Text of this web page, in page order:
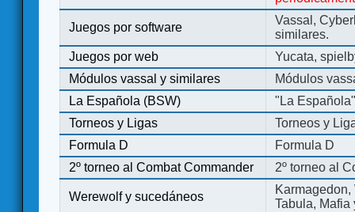
Juegos por software
Vassal,
similares.
Juegos por web
Yucata,
Módulos vassal y similares
Módulos
La Española (BSW)
"La
Torneos y Ligas
Torneos y
Formula D
Formula D
2º torneo al Combat Commander
2º torneo al
Werewolf y sucedáneos
Tabula, Mafia